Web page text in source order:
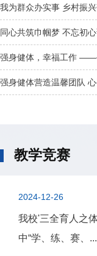
我为群众办实事 乡村振兴
同心共筑巾帼梦 不忘初心
强身健体，幸福工作 ——
强身健体营造温馨团队 心
教学竞赛
2024-12-26
我校'三全育人之
中“学、练、赛、...